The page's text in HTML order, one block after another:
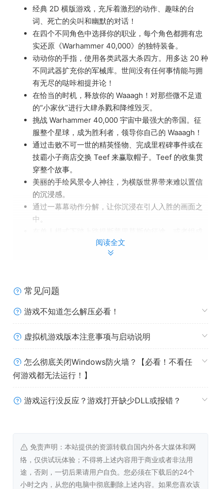
经典 2D 横版游戏，充斥着激烈的动作、趣味的台
词、死亡的尖叫和幽默的对话！
在四个不同角色中选择你的职业，每个角色都拥有忠
实还原《Warhammer 40,000》的独特装备。
动动你的手指，使用各类武器大杀四方。用多达 20 种
不同武器扩充你的军械库。世间没有任何事情能与拥
有无尽的哒咔相提并论！
在恰当的时机，释放你的 Waaagh！对那些微不足道
的“小家伙”进行大肆杀戮和降维毁灭。
挑战 Warhammer 40,000 宇宙中最强大的帝国。征
服整个星球，成为胜利者，领导你自己的 Waaagh！
通过击败不可一世的精英怪物、完成里程碑事件或在
技霸小子商店交换 Teef 来赢取帽子。Teef 的收集贯
穿整个故事。
美丽的手绘风景令人神往，为横版世界带来难以置信
的沉浸感。
通过一幕幕动作分解，让你沉浸在引人入胜的画面之
中。
最多 4 位玩家的队伍，尽情享受游戏乐趣！多人游戏
既可联机游玩，也可在本地游戏中合作。
最多可允许四位玩家在竞技场中进行角逐。
在 Deon van Heerden 创作的美妙重金属配乐下，连
你的袜子都会被震掉！
爆炸？那必须有啊。俺寻思得多整点儿爆炸！
系统需求
需要 64 位处理器和操作系统
操作系统 *:Windows 8.1 64-bit or Windows
10 64-bit
处理器:1st generation i3 from Intel Or AMD
阅读全文
常见问题
游戏不知道怎么解压必看！
虚拟机游戏版本注意事项与启动说明
怎么彻底关闭Windows防火墙？【必看！不看任
何游戏都无法运行！】
游戏运行没反应？游戏打开缺少DLL或报错？
免责声明：本站提供的资源转载自国内外各大媒体和网
络，仅供试玩体验；不得将上述内容用于商业或者非法用
途，否则，一切后果请用户自负。您必须在下载后的24个
小时之内，从您的电脑中彻底删除上述内容。如果您喜欢该